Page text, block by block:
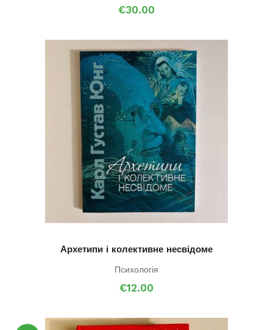
€30.00
Архетипи і колективне несвідоме
Психологія
€12.00